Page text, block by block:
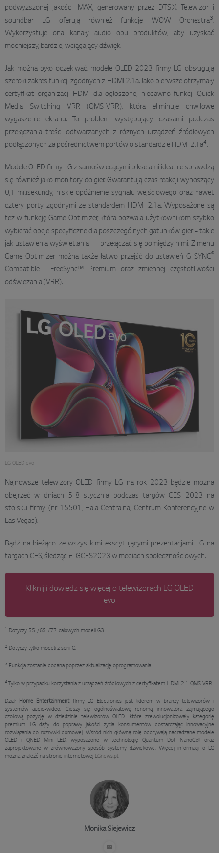
podwyższonej jakości IMAX, generowany przez DTS:X. Telewizor i
soundbar LG oferują również funkcję WOW Orchestra3.
Wykorzystuje ona kanały audio obu produktów, aby uzyskać
mocniejszy, bardziej wciągający dźwięk.
Jak można było oczekiwać, modele OLED 2023 firmy LG obsługują
szeroki zakres funkcji zgodnych z HDMI 2.1a. Jako pierwsze otrzymały
certyfikat organizacji HDMI dla ogłoszonej niedawno funkcji Quick
Media Switching VRR (QMS-VRR), która eliminuje chwilowe
wygaszenie ekranu. To problem występujący czasami podczas
przełączania treści odtwarzanych z różnych urządzeń źródłowych
podłączonych za pośrednictwem portów o standardzie HDMI 2.1a4.
Modele OLED firmy LG z samoświecącymi pikselami idealnie sprawdzą
się również jako monitory do gier. Gwarantują czas reakcji wynoszący
0,1 milisekundy, niskie opóźnienie sygnału wejściowego oraz nawet
cztery porty zgodnymi ze standardem HDMI 2.1a. Wyposażone są
też w funkcję Game Optimizer, która pozwala użytkownikom szybko
wybierać opcje specyficzne dla poszczególnych gatunków gier – takie
jak ustawienia wyświetlania – i przełączać się pomiędzy nimi. Z menu
Game Optimizer można także łatwo przejść do ustawień G-SYNC®
Compatible i FreeSync™ Premium oraz zmiennej częstotliwości
odświeżania (VRR).
LG OLED evo
Najnowsze telewizory OLED firmy LG na rok 2023 będzie można
obejrzeć w dniach 5-8 stycznia podczas targów CES 2023 na
stoisku firmy (nr 15501, Hala Centralna, Centrum Konferencyjne w
Las Vegas).
Bądź na bieżąco ze wszystkimi ekscytującymi prezentacjami LG na
targach CES, śledząc #LGCES2023 w mediach społecznościowych.
Kliknij i dowiedz się więcej o telewizorach LG OLED
evo
Dotyczy 55-/65-/77-calowych modeli G3.
2 Dotyczy tylko modeli z serii G.
3 Funkcja zostanie dodana poprzez aktualizację oprogramowania.
4 Tylko w przypadku korzystania z urządzeń źródłowych z certyfikatem HDMI 2.1 QMS VRR.
Dział Home Entertainmentfirmy LG Electronics jest liderem w branży telewizorów i
systemów audio-wideo. Cieszy się ogólnoświatową renomą innowatora zajmującego
czołową pozycję w dziedzinie telewizorów OLED, które zrewolucjonizowały kategorię
premium. LG dąży do poprawy jakości życia konsumentów, dostarczając innowacyjne
rozwiązania do rozrywki domowej. Wśród nich główną rolę odgrywają nagradzane modele
OLED i QNED Mini LED, wyposażone w technologię Quantum Dot NanoCell oraz
zaprojektowane w zrównoważony sposób systemy dźwiękowe. Więcej informacji o LG
można znaleźć na stronie internetowej LGnews.pl.
Monika Siejewicz